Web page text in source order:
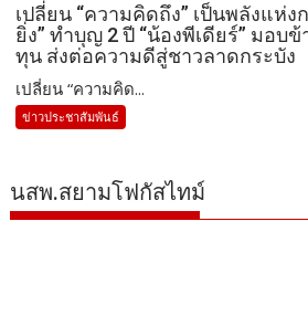
เปลี่ยน “ความคิดถึง” เป็นพลังแห่ง
ยิ่ง” ทำบุญ 2 ปี “น้องพีเดียร์” มอบ
ทุน ส่งต่อความดีสู่ชาวลาดกระบัง
เปลี่ยน “ความคิด...
ข่าวประชาสัมพันธ์
นสพ.สยามโฟกัสไทม์